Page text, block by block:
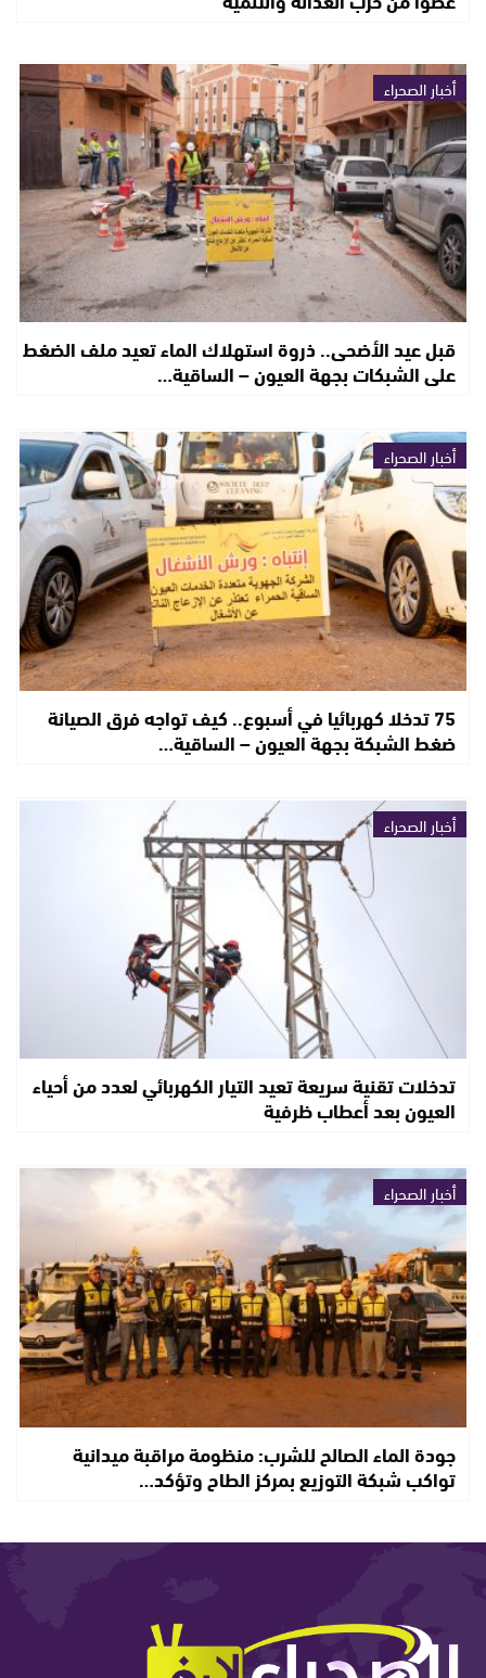
أخبار الصحراء
قبل عيد الأضحى.. ذروة استهلاك الماء تعيد ملف الضغط
على الشبكات بجهة العيون – الساقية…
أخبار الصحراء
75 تدخلا كهربائيا في أسبوع.. كيف تواجه فرق الصيانة
ضغط الشبكة بجهة العيون – الساقية…
أخبار الصحراء
تدخلات تقنية سريعة تعيد التيار الكهربائي لعدد من أحياء
العيون بعد أعطاب ظرفية
أخبار الصحراء
جودة الماء الصالح للشرب: منظومة مراقبة ميدانية
تواكب شبكة التوزيع بمركز الطاح وتؤكد…